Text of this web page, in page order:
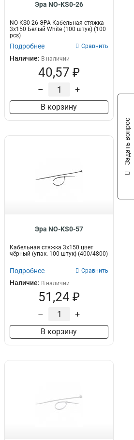
Эра NO-KS0-26
NO-KS0-26 ЭРА Кабельная стяжка
3х150 Белый White (100 штук) (100
pcs)
Подробнее Сравнить
Наличие: В наличии
40,57 ₽
– +
В корзину
Эра NO-KS0-57
Кабельная стяжка 3х150 цвет
чёрный (упак. 100 штук) (400/4800)
Подробнее Сравнить
Наличие: В наличии
51,24 ₽
– +
В корзину
Задать вопрос